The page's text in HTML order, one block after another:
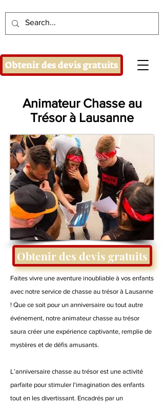
Obtenir des devis gratuits
Animateur Chasse au
Trésor à Lausanne
Obtenir des devis gratuits
Faites vivre une aventure inoubliable à vos enfants
avec notre service de chasse au trésor à Lausanne
! Que ce soit pour un anniversaire ou tout autre
événement, notre animateur chasse au trésor
saura créer une expérience captivante, remplie de
mystères et de défis amusants.
L’anniversaire chasse au trésor est une activité
parfaite pour stimuler l'imagination des enfants
tout en les divertissant. Encadrés par un